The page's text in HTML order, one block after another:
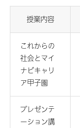
授業内容
これからの
社会とマイ
ナビキャリ
ア甲子園
プレゼンテ
ーション講